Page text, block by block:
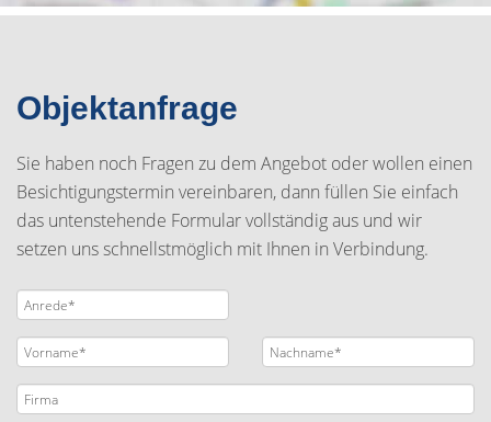
Objektanfrage
Sie haben noch Fragen zu dem Angebot oder wollen einen
Besichtigungstermin vereinbaren, dann füllen Sie einfach
das untenstehende Formular vollständig aus und wir
setzen uns schnellstmöglich mit Ihnen in Verbindung.